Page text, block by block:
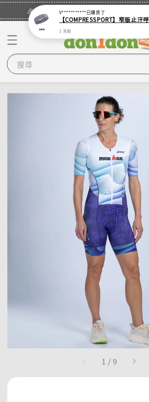
🎉登入會員・領取您的專屬折扣券！
搜尋
1 /9
V***********已購買了
1 天前